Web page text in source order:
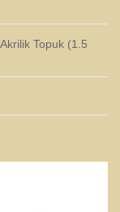
Topuk (1.5